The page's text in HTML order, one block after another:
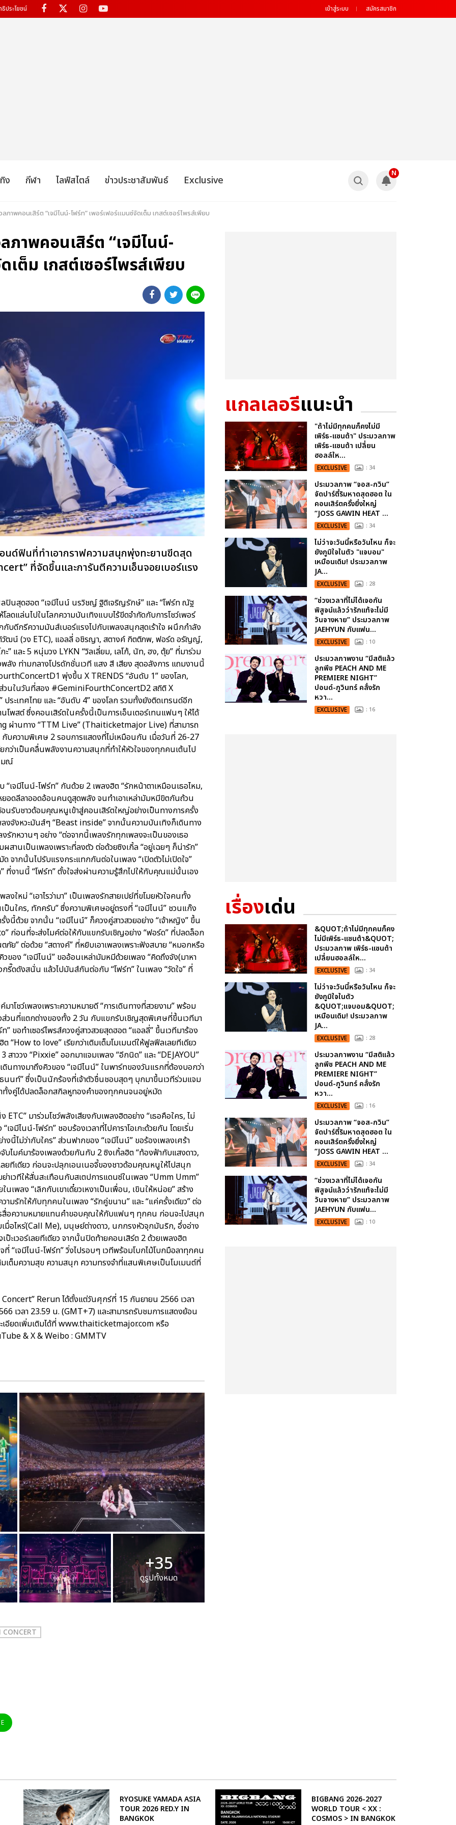
ประโยชน์ เข้าสู่ระบบ สมัครสมาชิก
ง กีฬา ไลฟ์สไตล์ ข่าวประชาสัมพันธ์ Exclusive
N
ลภาพคอนเสิร์ต “เจมีไนน์-โฟร์ท” เพอร์เฟอร์แมนซ์จัดเต็ม เกสต์เซอร์ไพรส์เพียบ
ภาพคอนเสิร์ต “เจมีไนน์-
ต็ม เกสต์เซอร์ไพรส์เพียบ
ด์ฟินที่ทำเอากราฟความสนุกพุ่งทะยานขีดสุด
ที่จัดขึ้นและการันตีความเอ็นจอยเบอร์แรง
นสุดฮอต “เจมีไนน์ นรวิชญ์ ฐิติเจริญรักษ์” และ “โฟร์ท ณัฐ
ดแล่นไปในโลกความบันเทิงแบบไร้ขีดจำกัดกับการโชว์เพอร์
บดีกรีความมันส์เบอร์แรงไปกับเพลงสนุกสุดเร้าใจ ผนึกกำลัง
ฒน์ (วง ETC), แอลลี่ อชิรญา, สตางค์ กิตติภพ, ฟอร์ด อรัญญ์,
” และ 5 หนุ่มวง LYKN “วิลเลี่ยม, เลโก้, นัท, ฮง, ตุ้ย” ที่มาร่วม
ลัง ท่ามกลางโปรดักชั่นเวที แสง สี เสียง สุดอลังการ แถมงานนี้
พุ่งขึ้น X TRENDS “อันดับ 1” ของโลก,
ส่วนในวันที่สอง #GeminiFourthConcertD2 สถิติ X
ประเทศไทย และ “อันดับ 4” ของโลก รวมทั้งยังติดเทรนด์อีก
โพสต์ ซึ่งคอนเสิร์ตในครั้งนี้เป็นการเอ็นเตอร์เทนแฟนๆ ให้ได้
ผ่านทาง “TTM Live” (Thaiticketmajor Live) ที่สามารถ
บความพิเศษ 2 รอบการแสดงที่ไม่เหมือนกัน เมื่อวันที่ 26-27
ว่าเป็นคลื่นพลังงานความสนุกที่ทำให้หัวใจของทุกคนเต้นไป
มณ์
เจมีไนน์-โฟร์ท” กันด้วย 2 เพลงฮิต “รักหน้าตาเหมือนเธอไหม,
ดลีลาออดอ้อนคนดูสุดพลัง จนทำเอาเหล่ามัมหมีขิตกันถ้วน
อนรับชาวด้อมคุณหนูเข้าสู่คอนเสิร์ตใหญ่อย่างเป็นทางการครั้ง
งจังหวะมันส์ๆ “Beast inside” จากนั้นความบันเทิงก็เดินทาง
รักหวานๆ อย่าง “ต่อจากนี้เพลงรักทุกเพลงจะเป็นของเธอ
านเป็นเพลงเพราะที่ลงตัว ต่อด้วยซิงเกิ้ล “อยู่เฉยๆ ก็น่ารัก”
จากนั้นไปรับแรงกระแทกกันต่อในเพลง “เปิดตัวไม่เปิดใจ”
งานนี้ “โฟร์ท” ตั้งใจส่งผ่านความรู้สึกไปให้กับคุณแม่นั้นเอง
งใหม่ “เอาไรว่ามา” เป็นเพลงรักสายเปย์ที่ขโมยหัวใจคนทั้ง
นใคร, ทักครับ” ซึ่งความพิเศษอยู่ตรงที่ “เจมีไนน์” ชวนแก๊ง
ด้วย จากนั้น “เจมีไนน์” ก็ควงคู่สาวสวยอย่าง “เจ้าหญิง” ขึ้น
ก่อนที่จะส่งไมค์ต่อให้กับแขกรับเชิญอย่าง “ฟอร์ด” ที่ปลดล็อก
” ต่อด้วย “สตางค์” ที่หยิบเอาเพลงเพราะฟังสบาย “หมอกหรือ
อง “เจมีไนน์” ขออ้อนเหล่ามัมหมีด้วยเพลง “คิดถึงจัง(มาหา
รี๊ดดังสนั่น แล้วไปมันส์กันต่อกับ “โฟร์ท” ในเพลง “วัดใจ” ที่
โชว์เพลงเพราะความหมายดี “การเดินทางที่สวยงาม” พร้อม
วนที่แตกต่างของทั้ง 2 วัน กับแขกรับเชิญสุดพิเศษที่ขึ้นเวทีมา
ขอทำเซอร์ไพรส์ควงคู่สาวสวยสุดฮอต “แอลลี่” ขึ้นเวทีมาร้อง
“How to love” เรียกว่าเติมเต็มโมเมนต์ให้ฟูลฟีลเลยทีเดียว
าววง “Pixxie” ออกมาแจมเพลง “อีกนิด” และ “DEJAYOU”
นทางมาถึงคิวของ “เจมีไนน์” ในพาร์ทของวันแรกที่ต้องบอกว่า
นท์” ซึ่งเป็นนักร้องที่เจ้าตัวชื่นชอบสุดๆ บุกมาขึ้นเวทีร่วมแจม
ว่าทั้งคู่ได้ปลดล็อกสกิลหูทองคำของทุกคนจนอยู่หมัด
มาร่วมโชว์พลังเสียงกับเพลงฮิตอย่าง “เธอคือใคร, ไม่
มีไนน์-โฟร์ท” ชอบร้องเวลาที่ไปคาราโอเกะด้วยกัน โดยเริ่ม
งนี้ไม่ว่ากับใคร” ส่วนฟากของ “เจมีไนน์” ขอร้องเพลงเศร้า
ไมค์มาร้องเพลงด้วยกันกับ 2 ซิงเกิ้ลฮิต “ท้องฟ้ากับแสงดาว,
ลยทีเดียว ก่อนจะปลุกเอนเนอจี้ของชาวด้อมคุณหนูให้ไปสนุก
เวทีให้สั่นสะเทือนกับสเตปการแดนซ์ในเพลง “Umm Umm”
เพลง “เลิกกับเขาเดี๋ยวเหงาเป็นเพื่อน, เขินให้หน่อย” สร้าง
มรักให้กับทุกคนในเพลง “รักคู่ขนาน” และ “แค่ครั้งเดียว” ต่อ
สื่อความหมายแทนคำขอบคุณให้กับแฟนๆ ทุกคน ก่อนจะไปสนุก
มื่อไหร่(Call Me), มนุษย์ต่างดาว, นกกรงหัวจุกมันริก, อึ่งอ่าง
ะเวอร์เลยทีเดียว จากนั้นปิดท้ายคอนเสิร์ต 2 ด้วยเพลงฮิต
ที่ “เจมีไนน์-โฟร์ท” วิ่งไปรอบๆ เวทีพร้อมโบกไม้โบกมือลาทุกคน
เต็มความสุข ความสนุก ความทรงจำที่แสนพิเศษเป็นโมเมนต์ที่
Rerun ได้ตั้งแต่วันศุกร์ที่ 15 กันยายน 2566 เวลา
เวลา 23.59 น. (GMT+7) และสามารถรับชมการแสดงย้อน
เอียดเพิ่มเติมได้ที่ www.thaiticketmajor.com หรือ
& X & Weibo : GMMTV
+35
ดูรูปทั้งหมด
แกลเลอรีแนะนำ
"ถ้าไม่มีทุกคนก็คงไม่มี
เพิร์ธ-แซนต้า" ประมวลภาพ
เพิร์ธ-แซนต้า เปลี่ยน
ฮอลล์ให...
EXCLUSIVE : 34
ประมวลภาพ “จอส-กวิน”
จัดปาร์ตี้ริมหาดสุดฮอต ใน
คอนเสิร์ตครั้งยิ่งใหญ่
“JOSS GAWIN HEAT ...
EXCLUSIVE : 34
ไม่ว่าจะวันนี้หรือวันไหน ก็จะ
ยังภูมิใจในตัว "แจบอม"
เหมือนเดิม! ประมวลภาพ
JA...
EXCLUSIVE : 28
“ช่วงเวลาที่ไม่ได้เจอกัน
พิสูจน์แล้วว่ารักแท้จะไม่มี
วันจางหาย” ประมวลภาพ
JAEHYUN กับแฟน...
EXCLUSIVE : 10
ประมวลภาพงาน “มีสติแล้ว
ลูกพีช PEACH AND ME
PREMIERE NIGHT”
ปอนด์-ภูวินทร์ คลั่งรัก
หวา...
EXCLUSIVE : 16
เรื่องเด่น
&QUOT;ถ้าไม่มีทุกคนก็คง
ไม่มีเพิร์ธ-แซนต้า&QUOT;
ประมวลภาพ เพิร์ธ-แซนต้า
เปลี่ยนฮอลล์ให...
EXCLUSIVE : 34
ไม่ว่าจะวันนี้หรือวันไหน ก็จะ
ยังภูมิใจในตัว
&QUOT;แจบอม&QUOT;
เหมือนเดิม! ประมวลภาพ
JA...
EXCLUSIVE : 28
ประมวลภาพงาน “มีสติแล้ว
ลูกพีช PEACH AND ME
PREMIERE NIGHT”
ปอนด์-ภูวินทร์ คลั่งรัก
หวา...
EXCLUSIVE : 16
ประมวลภาพ “จอส-กวิน”
จัดปาร์ตี้ริมหาดสุดฮอต ใน
คอนเสิร์ตครั้งยิ่งใหญ่
“JOSS GAWIN HEAT ...
EXCLUSIVE : 34
“ช่วงเวลาที่ไม่ได้เจอกัน
พิสูจน์แล้วว่ารักแท้จะไม่มี
วันจางหาย” ประมวลภาพ
JAEHYUN กับแฟน...
EXCLUSIVE : 10
RYOSUKE YAMADA ASIA
TOUR 2026 RED.Y IN
BANGKOK
BIGBANG 2026-2027
WORLD TOUR < XX :
COSMOS > IN BANGKOK